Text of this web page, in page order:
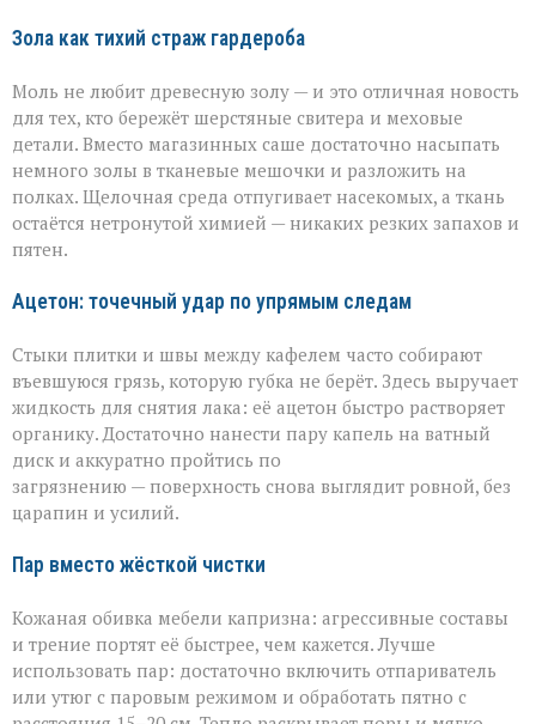
Зола как тихий страж гардероба
Моль не любит древесную золу — и это отличная новость
для тех, кто бережёт шерстяные свитера и меховые
детали. Вместо магазинных саше достаточно насыпать
немного золы в тканевые мешочки и разложить на
полках. Щелочная среда отпугивает насекомых, а ткань
остаётся нетронутой химией — никаких резких запахов и
пятен.
Ацетон: точечный удар по упрямым следам
Стыки плитки и швы между кафелем часто собирают
въевшуюся грязь, которую губка не берёт. Здесь выручает
жидкость для снятия лака: её ацетон быстро растворяет
органику. Достаточно нанести пару капель на ватный
диск и аккуратно пройтись по
загрязнению — поверхность снова выглядит ровной, без
царапин и усилий.
Пар вместо жёсткой чистки
Кожаная обивка мебели капризна: агрессивные составы
и трение портят её быстрее, чем кажется. Лучше
использовать пар: достаточно включить отпариватель
или утюг с паровым режимом и обработать пятно с